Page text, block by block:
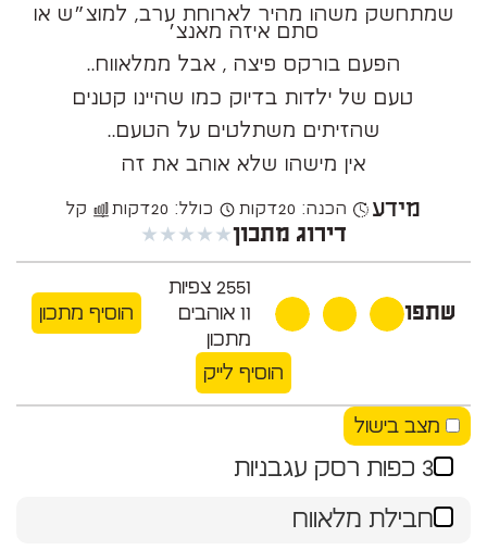
שמתחשק משהו מהיר לארוחת ערב, למוצ״ש או
סתם איזה מאנצ׳
הפעם בורקס פיצה , אבל ממלאווח..
טעם של ילדות בדיוק כמו שהיינו קטנים
שהזיתים משתלטים על הטעם..
אין מישהו שלא אוהב את זה
מידע הכנה: 20 דקות כולל: 20 דקות קל
דירוג מתכון★
★
★
★
★
שתפו
2551 צפיות
11 אוהבים
מתכון
הוסיף מתכון
הוסיף לייק
מצב בישול
3 כפות רסק עגבניות
חבילת מלאווח